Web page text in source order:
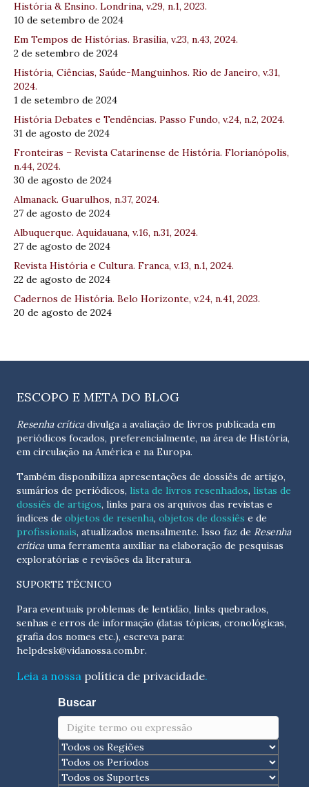
História & Ensino. Londrina, v.29, n.1, 2023.
10 de setembro de 2024
Em Tempos de Histórias. Brasília, v.23, n.43, 2024.
2 de setembro de 2024
História, Ciências, Saúde-Manguinhos. Rio de Janeiro, v.31,
2024.
1 de setembro de 2024
História Debates e Tendências. Passo Fundo, v.24, n.2, 2024.
31 de agosto de 2024
Fronteiras – Revista Catarinense de História. Florianópolis,
n.44, 2024.
30 de agosto de 2024
Almanack. Guarulhos, n.37, 2024.
27 de agosto de 2024
Albuquerque. Aquidauana, v.16, n.31, 2024.
27 de agosto de 2024
Revista História e Cultura. Franca, v.13, n.1, 2024.
22 de agosto de 2024
Cadernos de História. Belo Horizonte, v.24, n.41, 2023.
20 de agosto de 2024
ESCOPO E META DO BLOG
Resenha críticadivulga a avaliação de livros publicada em
periódicos focados, preferencialmente, na área de História,
em circulação na América e na Europa.
Também disponibiliza apresentações de dossiês de artigo,
sumários de periódicos, lista de livros resenhados, listas de
dossiês de artigos, links para os arquivos das revistas e
índices de objetos de resenha, objetos de dossiês e de
profissionais, atualizados mensalmente. Isso faz de Resenha
críticauma ferramenta auxiliar na elaboração de pesquisas
exploratórias e revisões da literatura.
SUPORTE TÉCNICO
Para eventuais problemas de lentidão, links quebrados,
senhas e erros de informação (datas tópicas, cronológicas,
helpdesk@vidanossa.com.br.
Leia a nossa política de privacidade.
Buscar